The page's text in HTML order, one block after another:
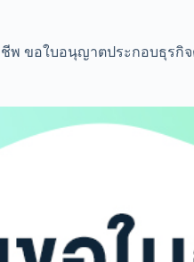
ขอใบอนุญาตประกอบธุรกิจ